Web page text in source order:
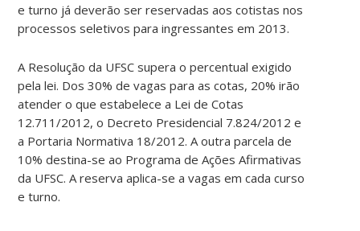
e turno já deverão ser reservadas aos cotistas nos
processos seletivos para ingressantes em 2013.
A Resolução da UFSC supera o percentual exigido
pela lei. Dos 30% de vagas para as cotas, 20% irão
atender o que estabelece a Lei de Cotas
12.711/2012, o Decreto Presidencial 7.824/2012 e
a Portaria Normativa 18/2012. A outra parcela de
10% destina-se ao Programa de Ações Afirmativas
da UFSC. A reserva aplica-se a vagas em cada curso
e turno.